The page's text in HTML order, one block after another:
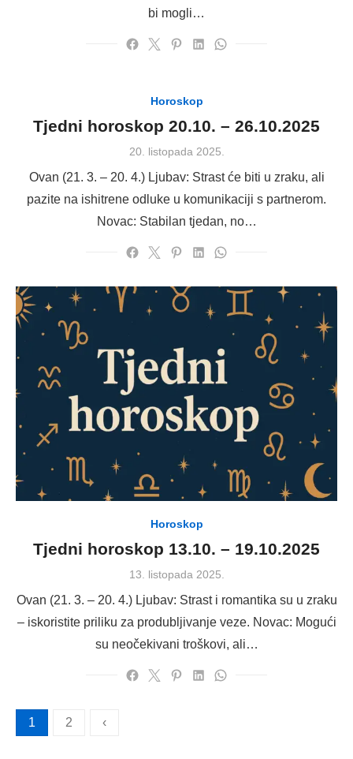
bi mogli…
Horoskop
Tjedni horoskop 20.10. – 26.10.2025
Posted
20. listopada 2025.
Ovan (21. 3. – 20. 4.) Ljubav: Strast će biti u zraku, ali
pazite na ishitrene odluke u komunikaciji s partnerom.
Novac: Stabilan tjedan, no…
Horoskop
Tjedni horoskop 13.10. – 19.10.2025
Posted
13. listopada 2025.
Ovan (21. 3. – 20. 4.) Ljubav: Strast i romantika su u zraku
– iskoristite priliku za produbljivanje veze. Novac: Mogući
su neočekivani troškovi, ali…
Brojevi
1 2 ‹